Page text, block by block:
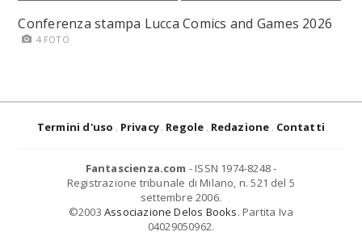
Conferenza stampa Lucca Comics and Games 2026
4 FOTO
Termini d'uso Privacy Regole Redazione Contatti
Fantascienza.com - ISSN 1974-8248 -
Registrazione tribunale di Milano, n. 521 del 5
settembre 2006.
©2003 Associazione Delos Books. Partita Iva
04029050962.